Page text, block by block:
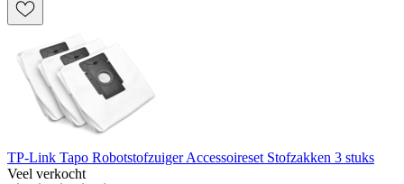
TP-Link Tapo Robotstofzuiger Accessoireset Stofzakken 3 stuks
Veel verkocht